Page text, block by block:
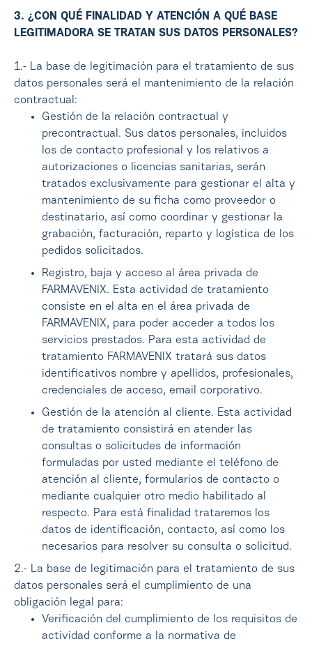
3. ¿CON QUÉ FINALIDAD Y ATENCIÓN A QUÉ BASE
LEGITIMADORA SE TRATAN SUS DATOS PERSONALES?
1.- La base de legitimación para el tratamiento de sus
datos personales será el mantenimiento de la relación
contractual:
Gestión de la relación contractual y
precontractual. Sus datos personales, incluidos
los de contacto profesional y los relativos a
autorizaciones o licencias sanitarias, serán
tratados exclusivamente para gestionar el alta y
mantenimiento de su ficha como proveedor o
destinatario, así como coordinar y gestionar la
grabación, facturación, reparto y logística de los
pedidos solicitados.
Registro, baja y acceso al área privada de
FARMAVENIX. Esta actividad de tratamiento
consiste en el alta en el área privada de
FARMAVENIX, para poder acceder a todos los
servicios prestados. Para esta actividad de
tratamiento FARMAVENIX tratará sus datos
identificativos nombre y apellidos, profesionales,
credenciales de acceso, email corporativo.
Gestión de la atención al cliente. Esta actividad
de tratamiento consistirá en atender las
consultas o solicitudes de información
formuladas por usted mediante el teléfono de
atención al cliente, formularios de contacto o
mediante cualquier otro medio habilitado al
respecto. Para está finalidad trataremos los
datos de identificación, contacto, así como los
necesarios para resolver su consulta o solicitud.
2.- La base de legitimación para el tratamiento de sus
datos personales será el cumplimiento de una
obligación legal para:
Verificación del cumplimiento de los requisitos de
actividad conforme a la normativa de